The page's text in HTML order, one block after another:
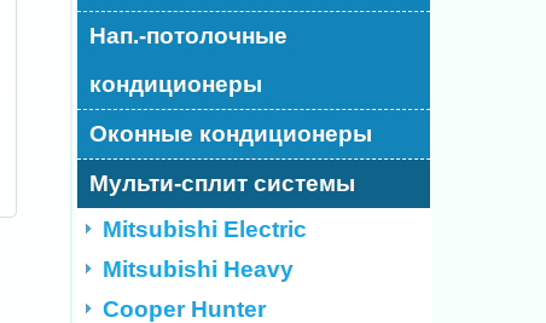
Нап.-потолочные
кондиционеры
Оконные кондиционеры
Мульти-сплит системы
Mitsubishi Electric
Mitsubishi Heavy
Cooper Hunter